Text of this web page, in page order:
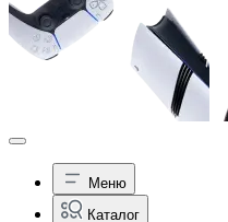
Меню
Каталог